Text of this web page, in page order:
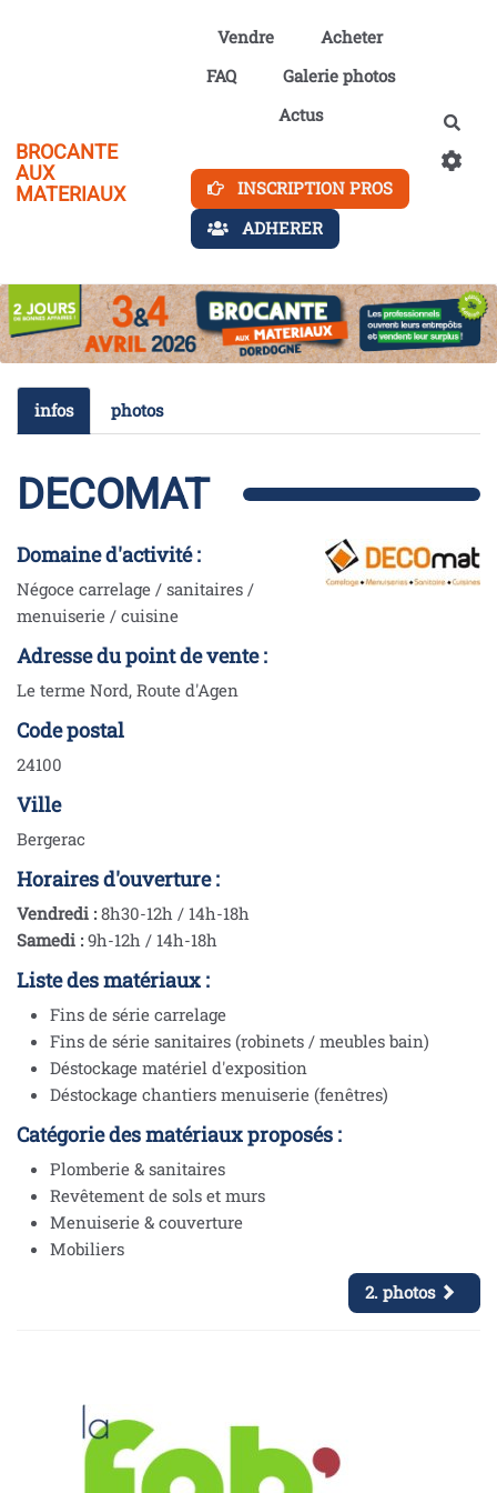
Aller au contenu principal
BROCANTE
AUX
MATERIAUX
Vendre
Acheter
FAQ
Galerie photos
Actus
INSCRIPTION PROS
ADHERER
infos photos
DECOMAT
Domaine d'activité :
Négoce carrelage / sanitaires /
menuiserie / cuisine
Adresse du point de vente :
Le terme Nord, Route d'Agen
Code postal
24100
Ville
Bergerac
Horaires d'ouverture :
Vendredi : 8h30-12h / 14h-18h
Samedi : 9h-12h / 14h-18h
Liste des matériaux :
Fins de série carrelage
Fins de série sanitaires (robinets / meubles bain)
Déstockage matériel d'exposition
Déstockage chantiers menuiserie (fenêtres)
Catégorie des matériaux proposés :
Plomberie & sanitaires
Revêtement de sols et murs
Menuiserie & couverture
Mobiliers
2. photos